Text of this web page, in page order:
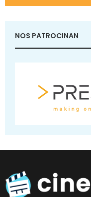
NOS PATROCINAN